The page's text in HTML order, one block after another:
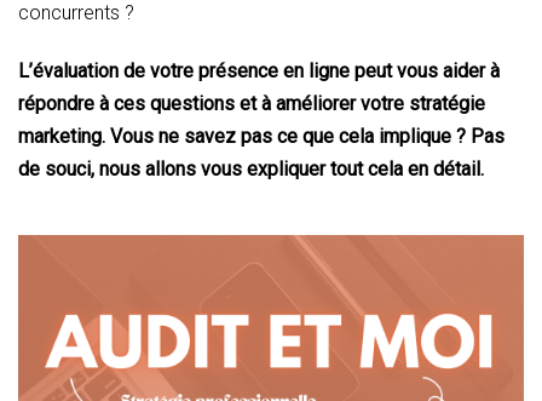
concurrents ?
L’évaluation de votre présence en ligne peut vous aider à
répondre à ces questions et à améliorer votre stratégie
marketing. Vous ne savez pas ce que cela implique ? Pas
de souci, nous allons vous expliquer tout cela en détail.